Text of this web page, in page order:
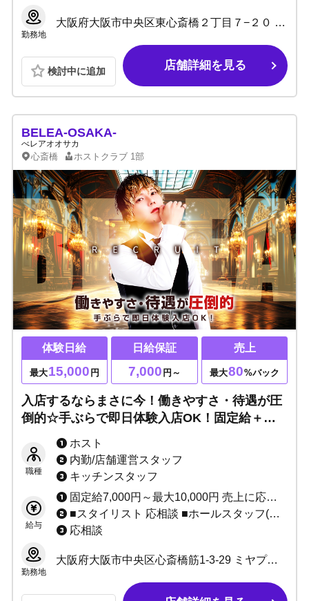
勤務地
大阪府大阪市中央区東心斎橋２丁目７−２０ サザンパレスビル 4階
検討中に追加 店舗詳細を見る
BELEA-OSAKA-
べレアオオサカ
心斎橋 ホストクラブ 1部
体験日給
最大15,000 円
日給保証
7,000 円～
売上
最大80%バック
入店するならまさに今！働きやすさ・待遇が圧
倒的☆手ぶらで即日体験入店OK！固定給＋売
上バック◎移籍者売上100%あり◎3カ月間寮費
無料・携帯代支給可能！「最高」を勝ち取りた
い方大歓迎！
職種
ホスト
内勤/店舗運営スタッフ
キッチンスタッフ
給与
固定給7,000円～最大10,000円 売上に応じてインセンティブあり（最低60%～最高80%） ★完全日払い制 その他、各種ボーナスあり ※当店は保証制度ではなく固定給制度です。 保証は売上バックが保証金額を上回れば無くなってしまいますが、 固定給は売上バックが上回っても無くなりません。 「固定給+売上バック」があなたのお給料になります！！ 例：保証の場合、保証1万円で売上バック2万円なら、 売上バック2万円分があなたのお給料です。 固定給の場合、固定1万円で売上バック2万円なら、 固定+売上＝合計3万円がお給料です♪ 固定給は永久に無くなりませんのでご安心ください。
■スタイリスト 応相談 ■ホールスタッフ(ボーイ：内勤) 日給10,000円～ ■DJ・ダンサー 応相談 ■店舗運営スタッフ 1:日給10,000円～＋能力給 2:月給10万～40万＋能力給 ■管理職各種 1:日給7,000円～10,000円＋能力給 2:月給20万～40万円＋能力給(社員) ■サイト運営スタッフ 応相談
応相談
勤務地
大阪府大阪市中央区心斎橋筋1-3-29 ミヤプラザ心斎橋6F